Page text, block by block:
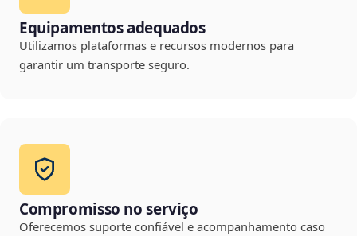
Equipamentos adequados
Utilizamos plataformas e recursos modernos para
garantir um transporte seguro.
Compromisso no serviço
Oferecemos suporte confiável e acompanhamento caso